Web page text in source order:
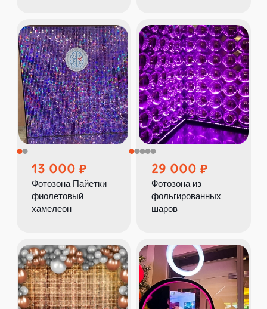
13 000
Фотозона Пайетки
фиолетовый
хамелеон
29 000
Фотозона из
фольгированных
шаров